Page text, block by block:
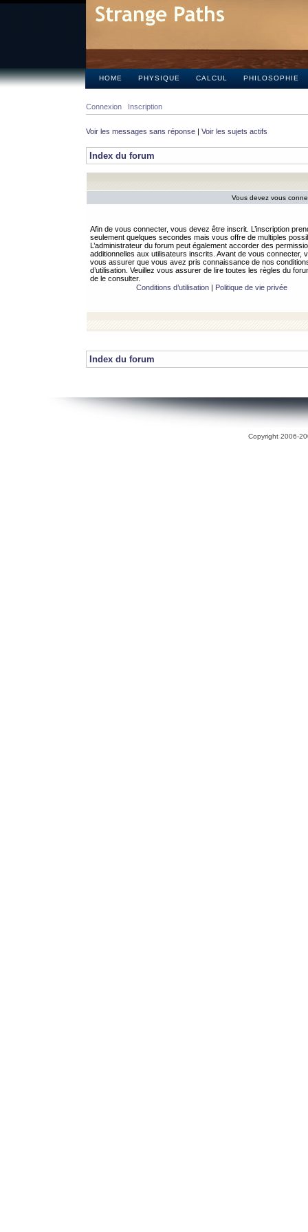
HOME PHYSIQUE CALCUL PHILOSOPHIE
Connexion Inscription
Voir les messages sans réponse | Voir les sujets actifs
Index du forum
Vous devez vous
Afin de vous connecter, vous devez être inscrit. L’inscription
seulement quelques secondes mais vous offre de multiples
L’administrateur du forum peut également accorder des
additionnelles aux utilisateurs inscrits. Avant de vous connecter,
vous assurer que vous avez pris connaissance de nos
d’utilisation. Veuillez vous assurer de lire toutes les règles du
de le consulter.
Conditions d’utilisation| Politique de vie privée
Index du forum
Copyright 2006-